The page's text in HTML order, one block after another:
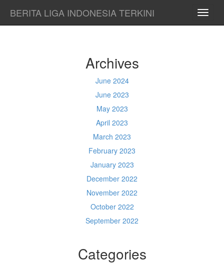
BERITA LIGA INDONESIA TERKINI
Archives
June 2024
June 2023
May 2023
April 2023
March 2023
February 2023
January 2023
December 2022
November 2022
October 2022
September 2022
Categories